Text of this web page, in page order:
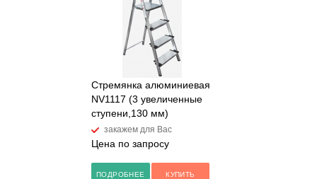
Стремянка алюминиевая
NV1117 (3 увеличенные
ступени,130 мм)
закажем для Вас
Цена по запросу
ПОДРОБНЕЕ КУПИТЬ